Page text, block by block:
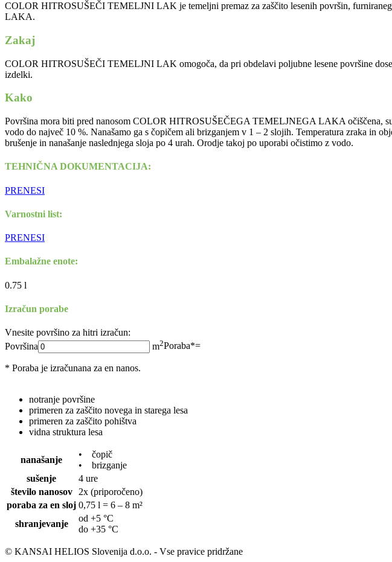
COLOR HITROSUŠEČI TEMELJNI LAK je temeljni premaz za zaščito lesenih površin,
LAKA.
Zakaj
COLOR HITROSUŠEČI TEMELJNI LAK omogoča, da pri obdelavi poljubne lesene površine
izdelki.
Kako
Površina mora biti pred nanosom COLOR HITROSUŠEČEGA TEMELJNEGA LAKA očiščena,
vodo do največ 10 %. Nanašamo ga s čopičem ali brizganjem v 1 – 2 slojih. Temperatura zraka in
brušenje in nanašanje naslednjega sloja po 4 urah. Orodje takoj po uporabi očistimo z vodo.
TEHNIČNA DOKUMENTACIJA:
PRENESI
Varnostni list:
PRENESI
Embalažne enote:
0.75 l
Izračun porabe
Vnesite površino za hitri izračun:
Površina
m2Poraba*=
* Poraba je izračunana za en nanos.
notranje površine
primeren za zaščito novega in starega lesa
primeren za zaščito pohištva
vidna struktura lesa
nanašanje
• čopič
• brizganje
sušenje
4 ure
število nanosov
2x (priporočeno)
poraba za en sloj 0,75 l = 6 – 8 m²
shranjevanje
od +5 °C
do +35 °C
© KANSAI HELIOS Slovenija d.o.o. - Vse pravice pridržane